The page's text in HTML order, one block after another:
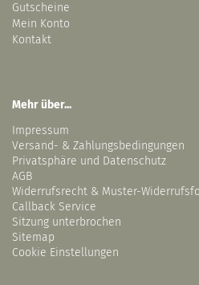
Gutscheine
Mein Konto
Kontakt
Mehr über...
Impressum
Versand- & Zahlungsbedingungen
Privatsphäre und Datenschutz
AGB
Widerrufsrecht & Muster-
Callback Service
Sitzung unterbrochen
Sitemap
Cookie Einstellungen